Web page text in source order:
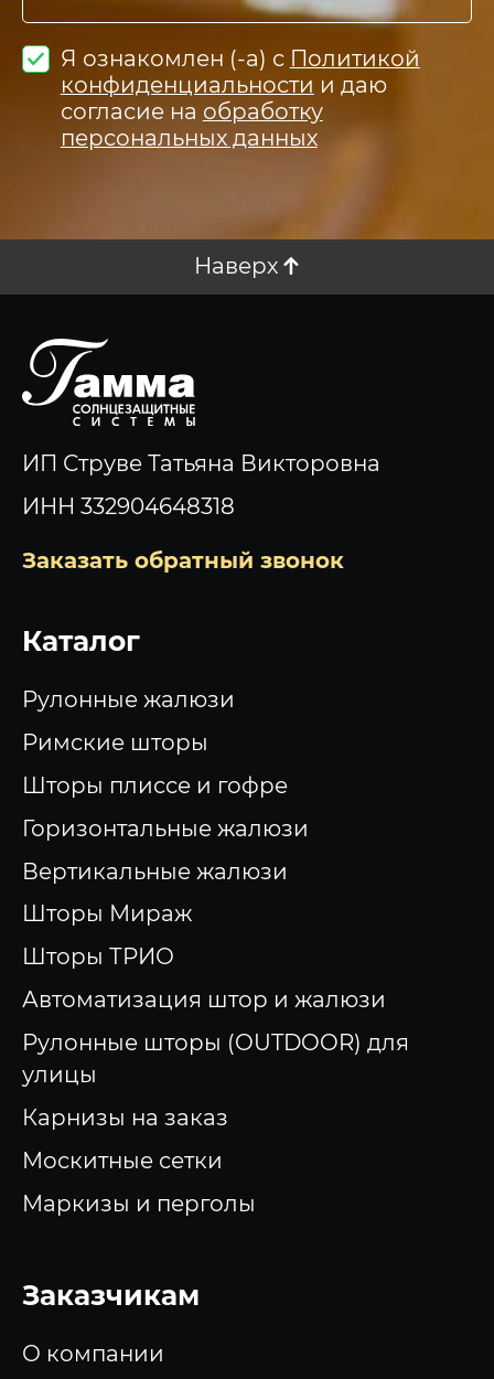
Я ознакомлен (-а) с Политикой
конфиденциальности и даю
согласие на обработку
персональных данных
Наверх
ИП Струве Татьяна Викторовна
ИНН 332904648318
Заказать обратный звонок
Каталог
Рулонные жалюзи
Римские шторы
Шторы плиссе и гофре
Горизонтальные жалюзи
Вертикальные жалюзи
Шторы Мираж
Шторы ТРИО
Автоматизация штор и жалюзи
Рулонные шторы (OUTDOOR) для
улицы
Карнизы на заказ
Москитные сетки
Маркизы и перголы
Заказчикам
О компании